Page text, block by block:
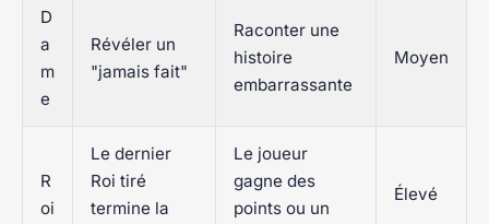
D
a
m
e
Révéler un
"jamais fait"
Raconter une
histoire
embarrassante
Moyen
R
oi
Le dernier
Roi tiré
termine la
Le joueur
gagne des
points ou un
Élevé